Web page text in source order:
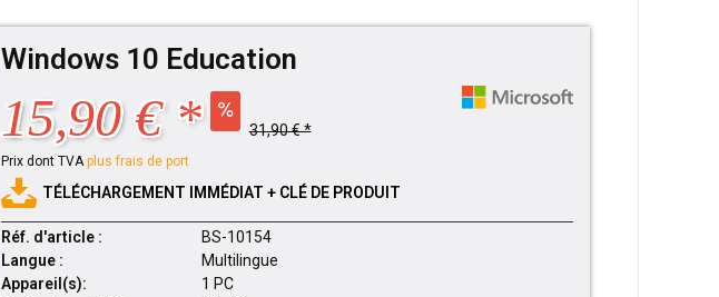
Windows 10 Education
15,90 € * 31,90 € *
Prix dont TVAplus frais de port
TÉLÉCHARGEMENT IMMÉDIAT + CLÉ DE PRODUIT
Réf. d'article :
BS-10154
Langue :
Multilingue
Appareil(s):
1 PC